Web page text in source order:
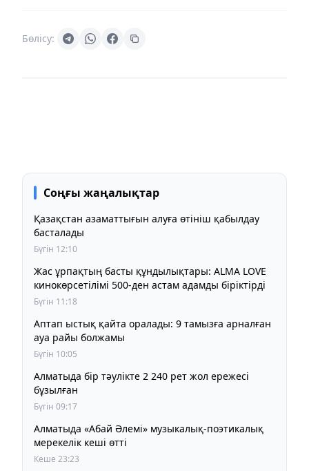
Бөлісу:
Соңғы жаңалықтар
Қазақстан азаматтығын алуға өтініш қабылдау
басталады
Бүгін 12:10
Жас ұрпақтың басты құндылықтары: ALMA LOVE
кинокөрсетілімі 500-ден астам адамды біріктірді
Бүгін 11:18
Аптап ыстық қайта оралады: 9 тамызға арналған
ауа райы болжамы
Бүгін 10:05
Алматыда бір тәулікте 2 240 рет жол ережесі
бұзылған
Бүгін 09:17
Алматыда «Абай Әлемі» музыкалық-поэтикалық
мерекелік кеші өтті
Кеше 23:23